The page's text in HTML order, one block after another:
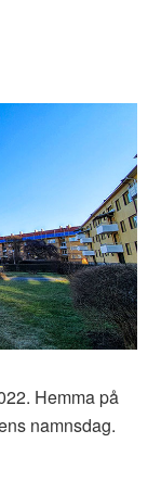
Hemma på
namnsdag.